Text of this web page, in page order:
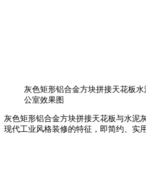
灰色矩形铝合金方块拼接天花板
公室效果图
灰色矩形铝合金方块拼接天花板与水泥
现代工业风格装修的特征，即简约、实